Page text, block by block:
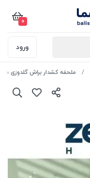
0
ورود
ملحفه کشدار براش گلدوزی شده 120×200 | نیم ست تشک یکنفره